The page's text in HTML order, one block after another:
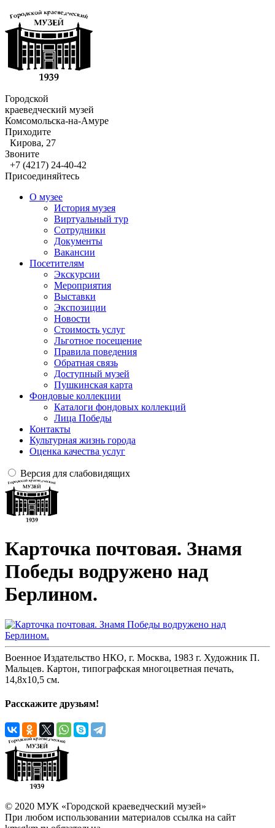
Городской
краеведческий музей
Комсомольска-на-Амуре
Приходите
Кирова, 27
Звоните
+7 (4217) 24-40-42
Присоединяйтесь
О музее
История музея
Виртуальный тур
Сотрудники
Документы
Вакансии
Посетителям
Экскурсии
Мероприятия
Выставки
Экспозиции
Новости
Стоимость услуг
Льготное посещение
Правила поведения
Обратная связь
Доступный музей
Пушкинская карта
Фондовые коллекции
Каталоги фондовых коллекций
Лица Победы
Контакты
Культурная жизнь города
Оценка качества услуг
Версия для слабовидящих
Карточка почтовая. Знамя
Победы водружено над
Берлином.
Военное Издательство НКО, г. Москва, 1983 г. Художник П.
Мальцев. Картон, типографская многоцветная печать,
14,8х10,5 см.
Расскажите друзьям!
© 2020 МУК «Городской краеведческий музей»
При любом использовании материалов ссылка на сайт